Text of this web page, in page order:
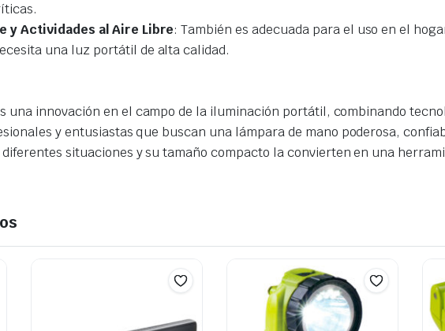
y Actividades al Aire Libre: También es adecuada para el uso en el
una luz portátil de alta calidad.
una innovación en el campo de la iluminación portátil, combinando
y entusiastas que buscan una lámpara de mano poderosa,
situaciones y su tamaño compacto la convierten en una